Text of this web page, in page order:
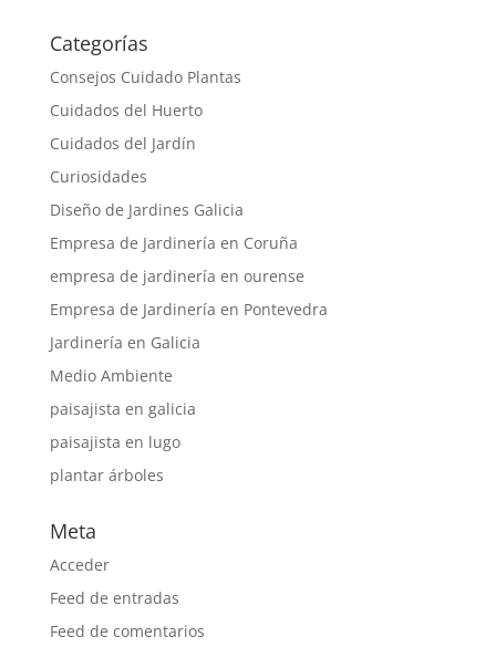
Categorías
Consejos Cuidado Plantas
Cuidados del Huerto
Cuidados del Jardín
Curiosidades
Diseño de Jardines Galicia
Empresa de Jardinería en Coruña
empresa de jardinería en ourense
Empresa de Jardinería en Pontevedra
Jardinería en Galicia
Medio Ambiente
paisajista en galicia
paisajista en lugo
plantar árboles
Meta
Acceder
Feed de entradas
Feed de comentarios